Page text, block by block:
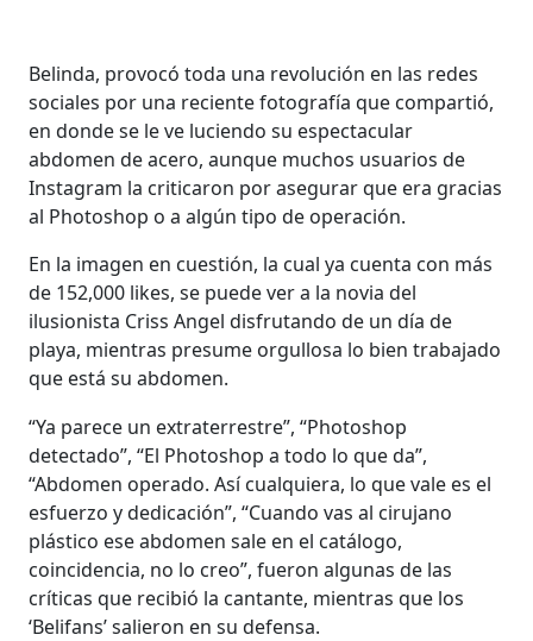
Belinda, provocó toda una revolución en las redes
sociales por una reciente fotografía que compartió,
en donde se le ve luciendo su espectacular
abdomen de acero, aunque muchos usuarios de
Instagram la criticaron por asegurar que era gracias
al Photoshop o a algún tipo de operación.
En la imagen en cuestión, la cual ya cuenta con más
de 152,000 likes, se puede ver a la novia del
ilusionista Criss Angel disfrutando de un día de
playa, mientras presume orgullosa lo bien trabajado
que está su abdomen.
“Ya parece un extraterrestre”, “Photoshop
detectado”, “El Photoshop a todo lo que da”,
“Abdomen operado. Así cualquiera, lo que vale es el
esfuerzo y dedicación”, “Cuando vas al cirujano
plástico ese abdomen sale en el catálogo,
coincidencia, no lo creo”, fueron algunas de las
críticas que recibió la cantante, mientras que los
‘Belifans’ salieron en su defensa.